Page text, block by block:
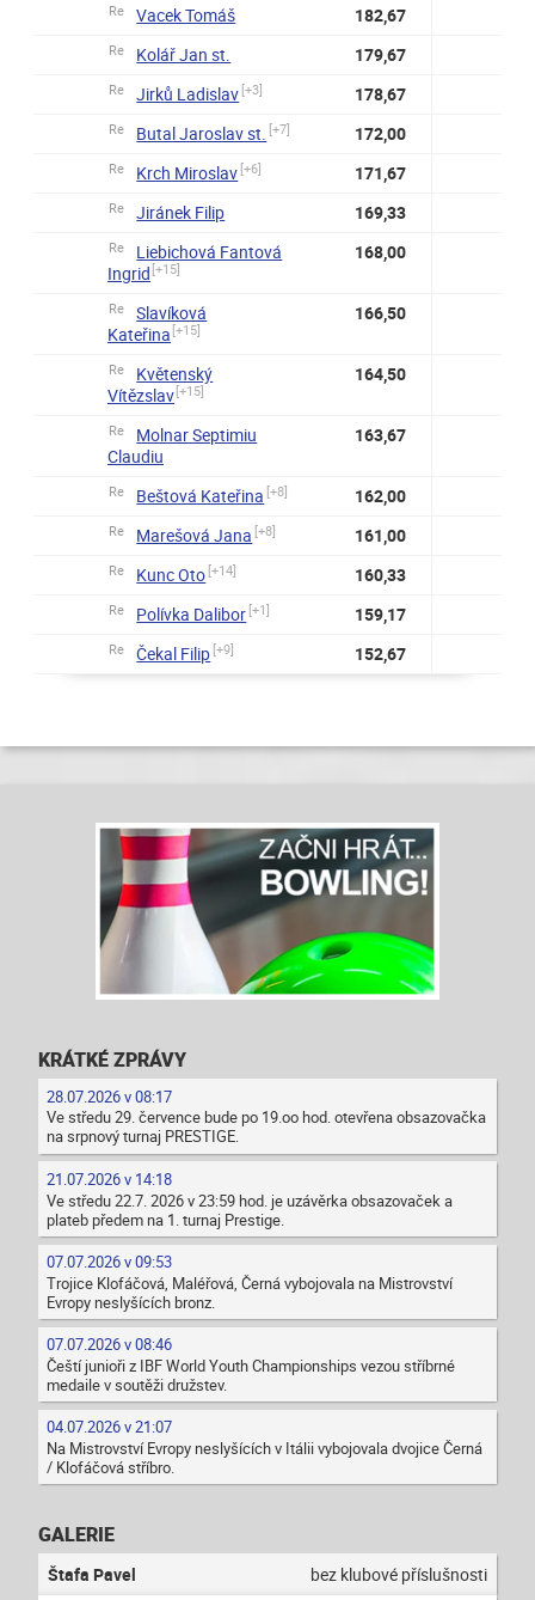
Re Vacek Tomáš 182,67
Re Kolář Jan st. 179,67
Re Jirků Ladislav [+3] 178,67
Re Butal Jaroslav st. [+7] 172,00
Re Krch Miroslav [+6] 171,67
Re Jiránek Filip 169,33
Re
Liebichová Fantová
Ingrid [+15]
168,00
Re
Slavíková
Kateřina [+15]
166,50
Re
Květenský
Vítězslav[+15]
164,50
Re
Molnar Septimiu
Claudiu
163,67
Re Beštová Kateřina [+8] 162,00
Re Marešová Jana [+8] 161,00
Re Kunc Oto [+14] 160,33
Re Polívka Dalibor [+1] 159,17
Re Čekal Filip [+9] 152,67
KRÁTKÉ ZPRÁVY
28.07.2026 v 08:17
Ve středu 29. července bude po 19.oo hod. otevřena obsazovačka
na srpnový turnaj PRESTIGE.
21.07.2026 v 14:18
Ve středu 22.7. 2026 v 23:59 hod. je uzávěrka obsazovaček a
plateb předem na 1. turnaj Prestige.
07.07.2026 v 09:53
Trojice Klofáčová, Maléřová, Černá vybojovala na Mistrovství
Evropy neslyšících bronz.
07.07.2026 v 08:46
Čeští junioři z IBF World Youth Championships vezou stříbrné
medaile v soutěži družstev.
04.07.2026 v 21:07
Na Mistrovství Evropy neslyšících v Itálii vybojovala dvojice Černá
/ Klofáčová stříbro.
GALERIE
Štafa Pavel bez klubové příslušnosti